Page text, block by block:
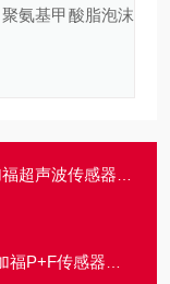
氨基甲酸脂泡沫
大量现货库存一级代理
大量现货海量库存